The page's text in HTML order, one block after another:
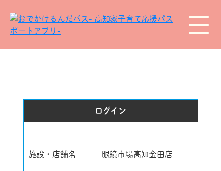
ログイン
施設・店舗名 眼鏡市場高知金田店